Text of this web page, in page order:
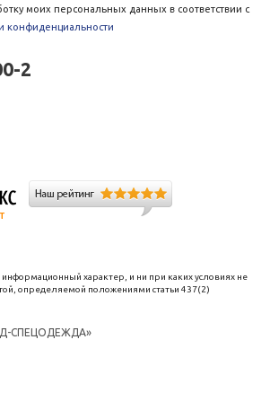
моих персональных данных в соответствии с
конфиденциальности
2
информационный характер, и ни при каких условиях не
определяемой положениями статьи 437(2)
СПЕЦОДЕЖДА»